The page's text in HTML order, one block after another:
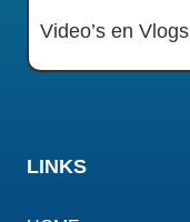
Video’s en Vlogs
LINKS